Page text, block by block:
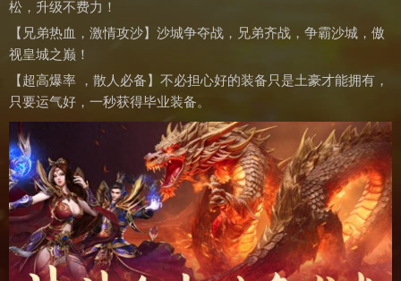
松，升级不费力！
【兄弟热血，激情攻沙】沙城争夺战，兄弟齐战，争霸沙城，傲
视皇城之巅！
【超高爆率 ，散人必备】不必担心好的装备只是土豪才能拥有，
只要运气好，一秒获得毕业装备。